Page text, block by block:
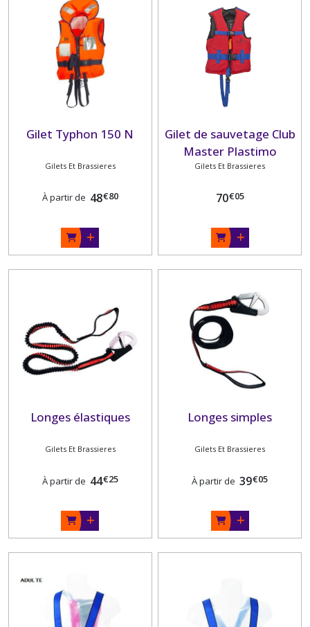
Gilet Typhon 150 N
Gilets Et Brassieres
À partir de 48€80
Gilet de sauvetage Club
Master Plastimo
Gilets Et Brassieres
70€05
Longes élastiques
Gilets Et Brassieres
À partir de 44€25
Longes simples
Gilets Et Brassieres
À partir de 39€05